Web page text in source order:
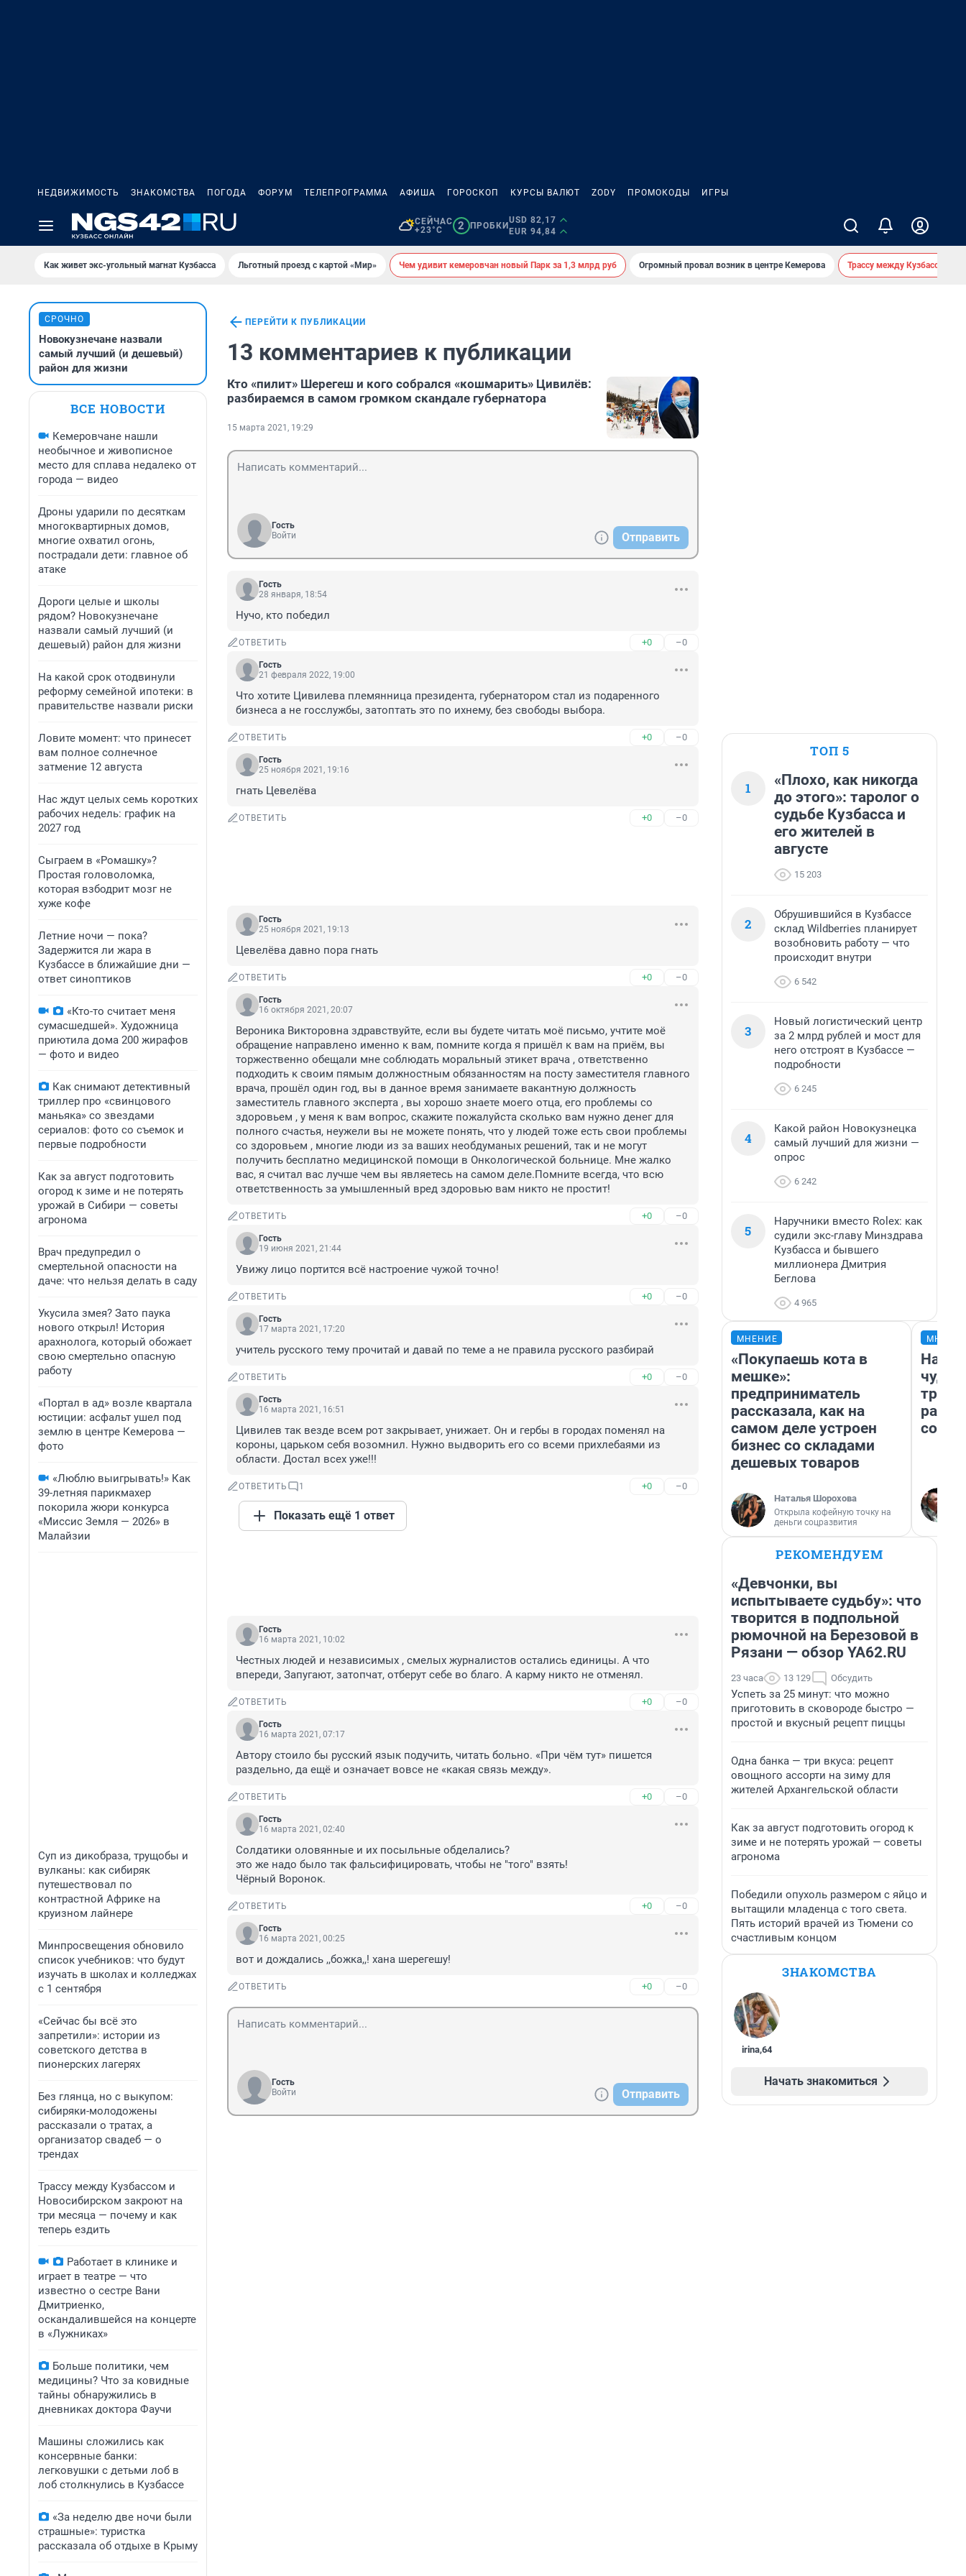
НЕДВИЖИМОСТЬ ЗНАКОМСТВА ПОГОДА ФОРУМ ТЕЛЕПРОГРАММА АФИША ГОРОСКОП КУРСЫ ВАЛЮТ ZODY ПРОМОКОДЫ ИГРЫ
СЕЙЧАС
+23°C
2 ПРОБКИ
USD 82,17
EUR 94,84
Как живет экс-угольный магнат Кузбасса Льготный проезд с картой «Мир» Чем удивит кемеровчан новый Парк за 1,3 млрд руб Огромный провал возник в центре Кемерова Трассу между Кузбассом и
СРОЧНО
Новокузнечане назвали
самый лучший (и дешевый)
район для жизни
ВСЕ НОВОСТИ
Кемеровчане нашли
необычное и живописное
место для сплава недалеко от
города — видео
Дроны ударили по десяткам
многоквартирных домов,
многие охватил огонь,
пострадали дети: главное об
атаке
Дороги целые и школы
рядом? Новокузнечане
назвали самый лучший (и
дешевый) район для жизни
На какой срок отодвинули
реформу семейной ипотеки: в
правительстве назвали риски
Ловите момент: что принесет
вам полное солнечное
затмение 12 августа
Нас ждут целых семь коротких
рабочих недель: график на
2027 год
Сыграем в «Ромашку»?
Простая головоломка,
которая взбодрит мозг не
хуже кофе
Летние ночи — пока?
Задержится ли жара в
Кузбассе в ближайшие дни —
ответ синоптиков
«Кто-то считает меня
сумасшедшей». Художница
приютила дома 200 жирафов
— фото и видео
Как снимают детективный
триллер про «свинцового
маньяка» со звездами
сериалов: фото со съемок и
первые подробности
Как за август подготовить
огород к зиме и не потерять
урожай в Сибири — советы
агронома
Врач предупредил о
смертельной опасности на
даче: что нельзя делать в саду
Укусила змея? Зато паука
нового открыл! История
арахнолога, который обожает
свою смертельно опасную
работу
«Портал в ад» возле квартала
юстиции: асфальт ушел под
землю в центре Кемерова —
фото
«Люблю выигрывать!» Как
39-летняя парикмахер
покорила жюри конкурса
«Миссис Земля — 2026» в
Малайзии
Суп из дикобраза, трущобы и
вулканы: как сибиряк
путешествовал по
контрастной Африке на
круизном лайнере
Минпросвещения обновило
список учебников: что будут
изучать в школах и колледжах
с 1 сентября
«Сейчас бы всё это
запретили»: истории из
советского детства в
пионерских лагерях
Без глянца, но с выкупом:
сибиряки-молодожены
рассказали о тратах, а
организатор свадеб — о
трендах
Трассу между Кузбассом и
Новосибирском закроют на
три месяца — почему и как
теперь ездить
Работает в клинике и
играет в театре — что
известно о сестре Вани
Дмитриенко,
оскандалившейся на концерте
в «Лужниках»
Больше политики, чем
медицины? Что за ковидные
тайны обнаружились в
дневниках доктора Фаучи
Машины сложились как
консервные банки:
легковушки с детьми лоб в
лоб столкнулись в Кузбассе
«За неделю две ночи были
страшные»: туристка
рассказала об отдыхе в Крыму
ПЕРЕЙТИ К ПУБЛИКАЦИИ
13 комментариев к публикации
Кто «пилит» Шерегеш и кого собрался «кошмарить» Цивилёв:
разбираемся в самом громком скандале губернатора
15 марта 2021, 19:29
Гость
Войти
Отправить
Гость
28 января, 18:54
Нучо, кто победил
ОТВЕТИТЬ +0 –0
Гость
21 февраля 2022, 19:00
Что хотите Цивилева племянница президента, губернатором стал из подаренного
бизнеса а не госслужбы, затоптать это по ихнему, без свободы выбора.
ОТВЕТИТЬ +0 –0
Гость
25 ноября 2021, 19:16
гнать Цевелёва
ОТВЕТИТЬ +0 –0
Гость
25 ноября 2021, 19:13
Цевелёва давно пора гнать
ОТВЕТИТЬ +0 –0
Гость
16 октября 2021, 20:07
Вероника Викторовна здравствуйте, если вы будете читать моё письмо, учтите моё
обращение направлено именно к вам, помните когда я пришёл к вам на приём, вы
торжественно обещали мне соблюдать моральный этикет врача , ответственно
подходить к своим пямым должностным обязанностям на посту заместителя главного
врача, прошёл один год, вы в данное время занимаете вакантную должность
заместитель главного эксперта , вы хорошо знаете моего отца, его проблемы со
здоровьем , у меня к вам вопрос, скажите пожалуйста сколько вам нужно денег для
полного счастья, неужели вы не можете понять, что у людей тоже есть свои проблемы
со здоровьем , многие люди из за ваших необдуманых решений, так и не могут
получить бесплатно медицинской помощи в Онкологической больнице. Мне жалко
вас, я считал вас лучше чем вы являетесь на самом деле.Помните всегда, что всю
ответственность за умышленный вред здоровью вам никто не простит!
ОТВЕТИТЬ +0 –0
Гость
19 июня 2021, 21:44
Увижу лицо портится всё настроение чужой точно!
ОТВЕТИТЬ +0 –0
Гость
17 марта 2021, 17:20
учитель русского тему прочитай и давай по теме а не правила русского разбирай
ОТВЕТИТЬ +0 –0
Гость
16 марта 2021, 16:51
Цивилев так везде всем рот закрывает, унижает. Он и гербы в городах поменял на
короны, царьком себя возомнил. Нужно выдворить его со всеми прихлебаями из
области. Достал всех уже!!!
ОТВЕТИТЬ 1 +0 –0
Показать ещё 1 ответ
Гость
16 марта 2021, 10:02
Честных людей и независимых , смелых журналистов остались единицы. А что
впереди, Запугают, затопчат, отберут себе во благо. А карму никто не отменял.
ОТВЕТИТЬ +0 –0
Гость
16 марта 2021, 07:17
Автору стоило бы русский язык подучить, читать больно. «При чём тут» пишется
раздельно, да ещё и означает вовсе не «какая связь между».
ОТВЕТИТЬ +0 –0
Гость
16 марта 2021, 02:40
Солдатики оловянные и их посыльные обделались?
это же надо было так фальсифицировать, чтобы не "того" взять!
Чёрный Воронок.
ОТВЕТИТЬ +0 –0
Гость
16 марта 2021, 00:25
вот и дождались ,,божка,,! хана шерегешу!
ОТВЕТИТЬ +0 –0
Гость
Войти
Отправить
ТОП 5
1
«Плохо, как никогда
до этого»: таролог о
судьбе Кузбасса и
его жителей в
августе
15 203
2
Обрушившийся в Кузбассе
склад Wildberries планирует
возобновить работу — что
происходит внутри
6 542
3
Новый логистический центр
за 2 млрд рублей и мост для
него отстроят в Кузбассе —
подробности
6 245
4
Какой район Новокузнецка
самый лучший для жизни —
опрос
6 242
5
Наручники вместо Rolex: как
судили экс-главу Минздрава
Кузбасса и бывшего
миллионера Дмитрия
Беглова
4 965
МНЕНИЕ
«Покупаешь кота в
мешке»:
предприниматель
рассказала, как на
самом деле устроен
бизнес со складами
дешевых товаров
Наталья Шорохова
Открыла кофейную точку на
деньги соцразвития
РЕКОМЕНДУЕМ
«Девчонки, вы
испытываете судьбу»: что
творится в подпольной
рюмочной на Березовой в
Рязани — обзор YA62.RU
23 часа 13 129 Обсудить
Успеть за 25 минут: что можно
приготовить в сковороде быстро —
простой и вкусный рецепт пиццы
Одна банка — три вкуса: рецепт
овощного ассорти на зиму для
жителей Архангельской области
Как за август подготовить огород к
зиме и не потерять урожай — советы
агронома
Победили опухоль размером с яйцо и
вытащили младенца с того света.
Пять историй врачей из Тюмени со
счастливым концом
ЗНАКОМСТВА
irina,64
Начать знакомиться